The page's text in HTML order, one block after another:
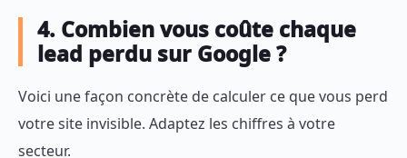
4. Combien vous coûte chaque
lead perdu sur Google ?
Voici une façon concrète de calculer ce que vous perd
votre site invisible. Adaptez les chiffres à votre
secteur.